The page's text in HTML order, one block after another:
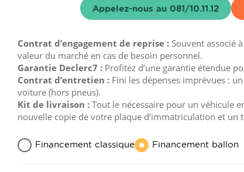
Appelez-nous au 081/10.11.12
Contrat d’engagement de reprise : Souvent associé
valeur du marché en cas de besoin personnel.
Garantie Declerc7 : Profitez d’une garantie étendue
Contrat d’entretien : Fini les dépenses imprévues :
voiture (hors pneus).
Kit de livraison : Tout le nécessaire pour un véhicule
nouvelle copie de votre plaque d’immatriculation et
Financement classique Financement ballon